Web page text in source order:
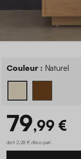
Couleur : Naturel
79,99 €
dont 2,28 € d'éco-part